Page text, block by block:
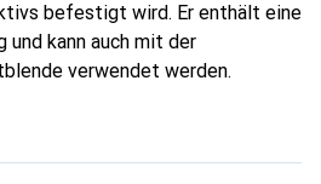
befestigt wird. Er enthält eine
und kann auch mit der
verwendet werden.